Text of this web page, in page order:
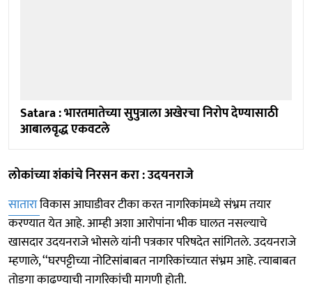
Satara : भारतमातेच्या सुपुत्राला अखेरचा निरोप देण्यासाठी
आबालवृद्ध एकवटले
लोकांच्या शंकांचे निरसन करा : उदयनराजे
साताराविकास आघाडीवर टीका करत नागरिकांमध्ये संभ्रम तयार
करण्‍यात येत आहे. आम्‍ही अशा आरोपांना भीक घालत नसल्‍याचे
खासदार उदयनराजे भोसले यांनी पत्रकार परिषदेत सांगितले. उदयनराजे
म्हणाले, ‘‘घरपट्टीच्या नोटिसांबाबत नागरिकांच्‍यात संभ्रम आहे. त्‍याबाबत
तोडगा काढण्‍याची नागरिकांची मागणी होती.